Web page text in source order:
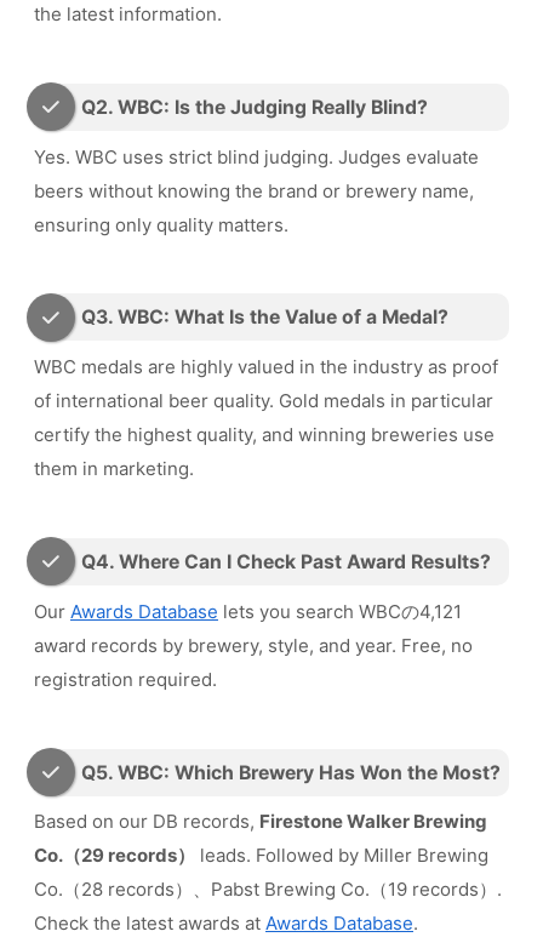
the latest information.
Q2. WBC: Is the Judging Really Blind?
Yes. WBC uses strict blind judging. Judges evaluate
beers without knowing the brand or brewery name,
ensuring only quality matters.
Q3. WBC: What Is the Value of a Medal?
WBC medals are highly valued in the industry as proof
of international beer quality. Gold medals in particular
certify the highest quality, and winning breweries use
them in marketing.
Q4. Where Can I Check Past Award Results?
Our Awards Database lets you search WBCの4,121
award records by brewery, style, and year. Free, no
registration required.
Q5. WBC: Which Brewery Has Won the Most?
Based on our DB records, Firestone Walker Brewing
Co.（29 records）
leads. Followed by Miller Brewing
Co.（28 records）、Pabst Brewing Co.（19 records）.
Check the latest awards at Awards Database.